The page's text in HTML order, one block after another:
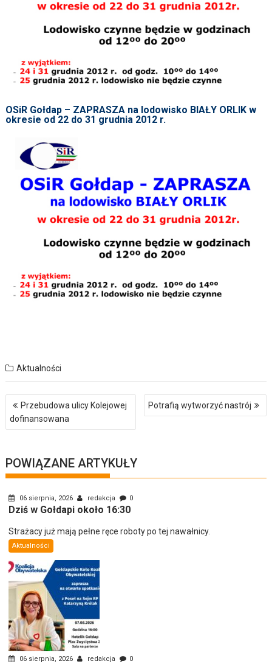
OSiR Gołdap – ZAPRASZA na lodowisko BIAŁY ORLIK w
okresie od 22 do 31 grudnia 2012 r.
Aktualności
Nawigacja
wpisu
Przebudowa ulicy Kolejowej
dofinansowana
Potrafią wytworzyć nastrój
POWIĄZANE ARTYKUŁY
06 sierpnia, 2026 redakcja 0
Dziś w Gołdapi około 16:30
Strażacy już mają pełne ręce roboty po tej nawałnicy.
Aktualności
06 sierpnia, 2026 redakcja 0